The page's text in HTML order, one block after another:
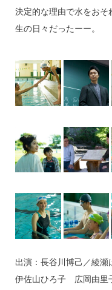
決定的な理由で水をお
生の日々だったーー。
出演：長谷川博己／綾瀬
伊佐山ひろ子 広岡由